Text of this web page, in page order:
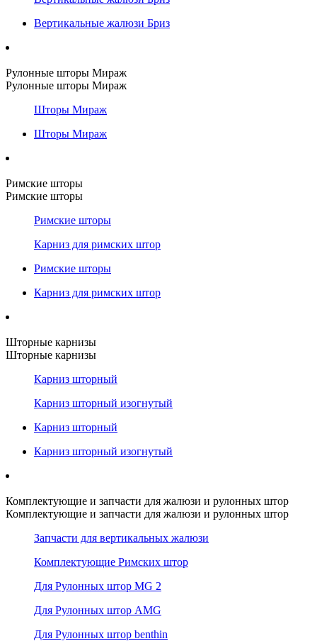
Вертикальные жалюзи Бриз
Рулонные шторы Мираж
Рулонные шторы Мираж
Шторы Мираж
Шторы Мираж
Римские шторы
Римские шторы
Римские шторы
Карниз для римских штор
Римские шторы
Карниз для римских штор
Шторные карнизы
Шторные карнизы
Карниз шторный
Карниз шторный изогнутый
Карниз шторный
Карниз шторный изогнутый
Комплектующие и запчасти для жалюзи и рулонных штор
Комплектующие и запчасти для жалюзи и рулонных штор
Запчасти для вертикальных жалюзи
Комплектующие Римских штор
Для Рулонных штор MG 2
Для Рулонных штор AMG
Для Рулонных штор benthin